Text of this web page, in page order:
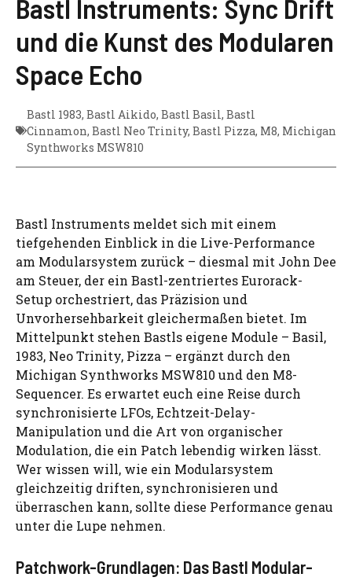
Bastl Instruments: Sync Drift
und die Kunst des Modularen
Space Echo
Bastl 1983, Bastl Aikido, Bastl Basil, Bastl
Cinnamon, Bastl Neo Trinity, Bastl Pizza, M8, Michigan
Synthworks MSW810
Bastl Instruments meldet sich mit einem
tiefgehenden Einblick in die Live-Performance
am Modularsystem zurück – diesmal mit John Dee
am Steuer, der ein Bastl-zentriertes Eurorack-
Setup orchestriert, das Präzision und
Unvorhersehbarkeit gleichermaßen bietet. Im
Mittelpunkt stehen Bastls eigene Module – Basil,
1983, Neo Trinity, Pizza – ergänzt durch den
Michigan Synthworks MSW810 und den M8-
Sequencer. Es erwartet euch eine Reise durch
synchronisierte LFOs, Echtzeit-Delay-
Manipulation und die Art von organischer
Modulation, die ein Patch lebendig wirken lässt.
Wer wissen will, wie ein Modularsystem
gleichzeitig driften, synchronisieren und
überraschen kann, sollte diese Performance genau
unter die Lupe nehmen.
Patchwork-Grundlagen: Das Bastl Modular-